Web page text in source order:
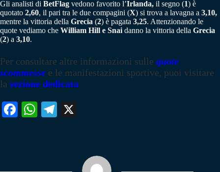
Gli analisti di BetFlag vedono favorito l’Irlanda, il segno (1) è
quotato 2,60, il pari tra le due compagini (X) si trova a lavagna a 3,10,
mentre la vittoria della Grecia (2) è pagata 3,25. Attenzionando le
quote vediamo che William Hill e Snai danno la vittoria della Grecia
(2) a 3,10.
Per consultare altre informazioni sulle quote
scommesse e le manifestazioni sportive, puoi visitare
la sezione dedicata
Fa W
Te